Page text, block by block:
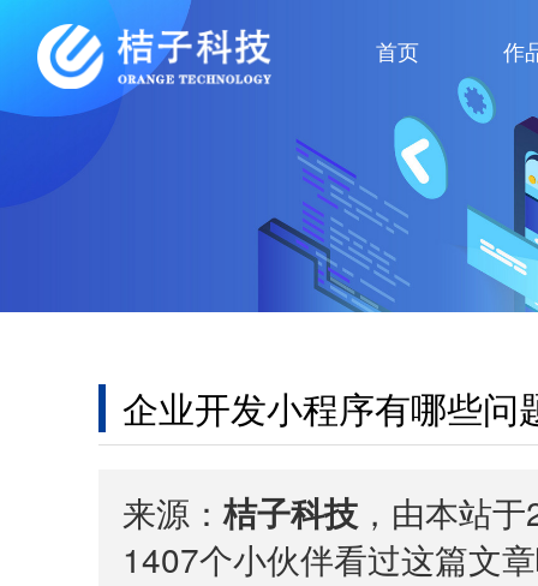
首页 作
企业开发小程序有哪些问
来源：桔子科技，由本站
1407个小伙伴看过这篇文